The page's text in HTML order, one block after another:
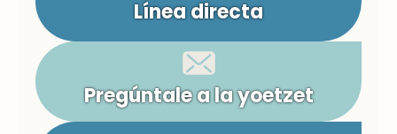
Línea directa
Pregúntale a la yoetzet